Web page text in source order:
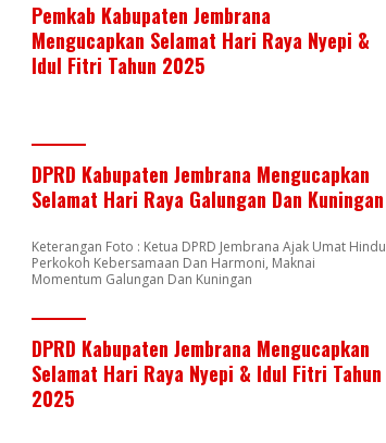
Pemkab Kabupaten Jembrana
Mengucapkan Selamat Hari Raya Nyepi &
Idul Fitri Tahun 2025
DPRD Kabupaten Jembrana Mengucapkan
Selamat Hari Raya Galungan Dan Kuningan
Keterangan Foto : Ketua DPRD Jembrana Ajak Umat Hindu
Perkokoh Kebersamaan Dan Harmoni, Maknai
Momentum Galungan Dan Kuningan
DPRD Kabupaten Jembrana Mengucapkan
Selamat Hari Raya Nyepi & Idul Fitri Tahun
2025